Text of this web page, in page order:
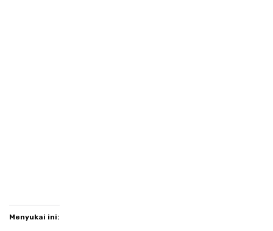
Menyukai ini: